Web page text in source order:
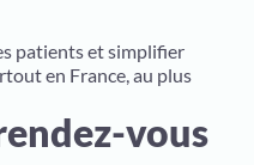
patients et simplifier
en France, au plus
vous